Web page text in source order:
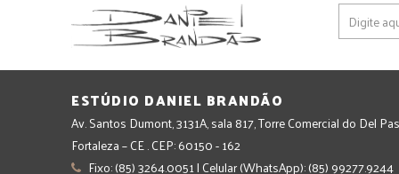
ESTÚDIO DANIEL BRANDÃO
Av. Santos Dumont, 3131A, sala 817, Torre Comercial do Del
Fortaleza – CE . CEP: 60150 - 162
Fixo: (85) 3264.0051 | Celular (WhatsApp): (85) 99277.9244